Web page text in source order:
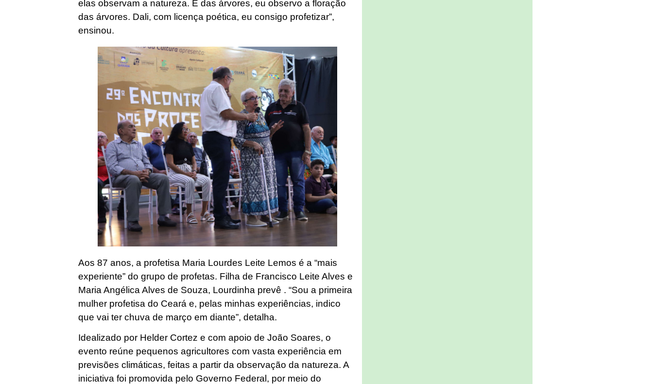
elas observam a natureza. E das árvores, eu observo a floração
das árvores. Dali, com licença poética, eu consigo profetizar”,
ensinou.
Aos 87 anos, a profetisa Maria Lourdes Leite Lemos é a “mais
experiente” do grupo de profetas. Filha de Francisco Leite Alves e
Maria Angélica Alves de Souza, Lourdinha prevê . “Sou a primeira
mulher profetisa do Ceará e, pelas minhas experiências, indico
que vai ter chuva de março em diante”, detalha.
Idealizado por Helder Cortez e com apoio de João Soares, o
evento reúne pequenos agricultores com vasta experiência em
previsões climáticas, feitas a partir da observação da natureza. A
iniciativa foi promovida pelo Governo Federal, por meio do